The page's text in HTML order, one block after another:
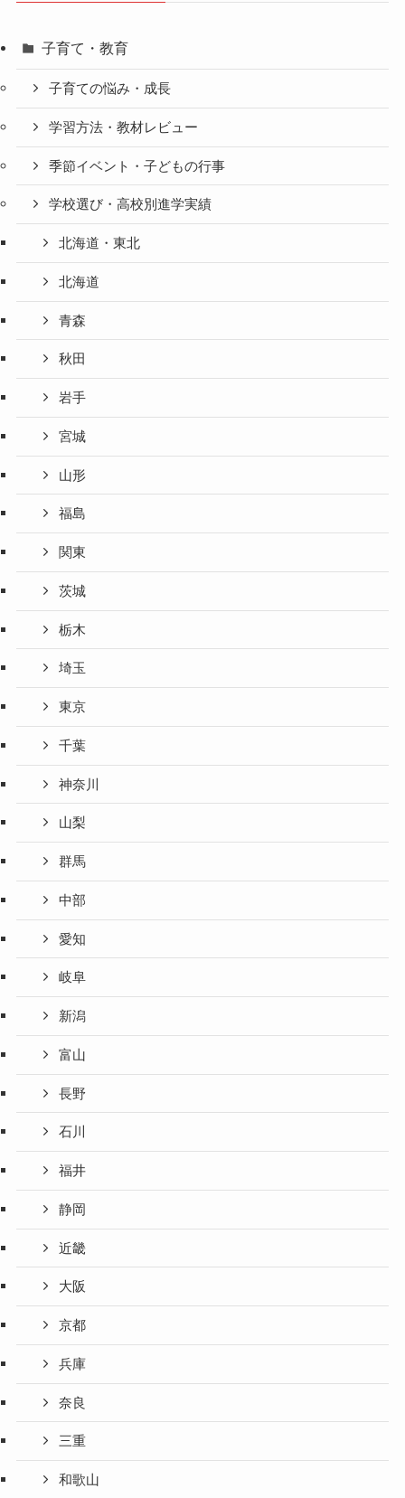
子育て・教育
子育ての悩み・成長
学習方法・教材レビュー
季節イベント・子どもの行事
学校選び・高校別進学実績
北海道・東北
北海道
青森
秋田
岩手
宮城
山形
福島
関東
茨城
栃木
埼玉
東京
千葉
神奈川
山梨
群馬
中部
愛知
岐阜
新潟
富山
長野
石川
福井
静岡
近畿
大阪
京都
兵庫
奈良
三重
和歌山